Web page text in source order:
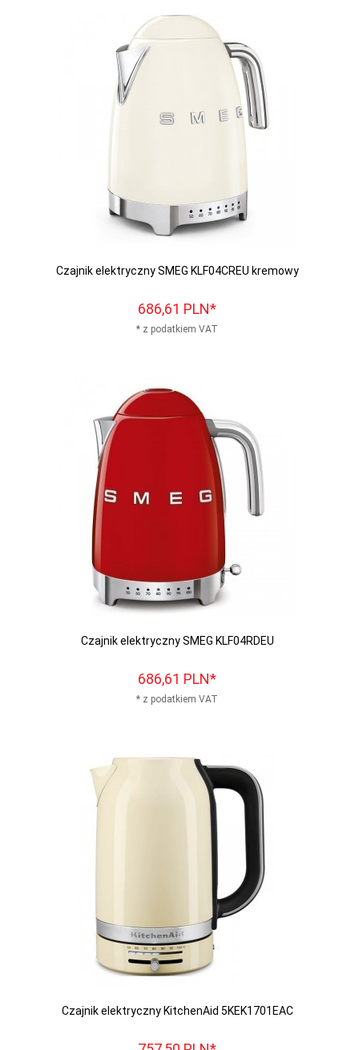
Czajnik elektryczny SMEG KLF04CREU kremowy
686,61 PLN*
* z podatkiem VAT
Czajnik elektryczny SMEG KLF04RDEU
686,61 PLN*
* z podatkiem VAT
Czajnik elektryczny KitchenAid 5KEK1701EAC